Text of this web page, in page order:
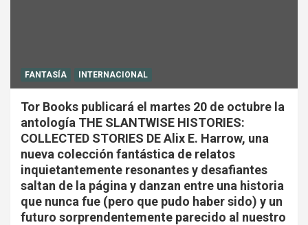
FANTASÍA INTERNACIONAL
Tor Books publicará el martes 20 de octubre la
antología THE SLANTWISE HISTORIES:
COLLECTED STORIES DE Alix E. Harrow, una
nueva colección fantástica de relatos
inquietantemente resonantes y desafiantes
saltan de la página y danzan entre una historia
que nunca fue (pero que pudo haber sido) y un
futuro sorprendentemente parecido al nuestro